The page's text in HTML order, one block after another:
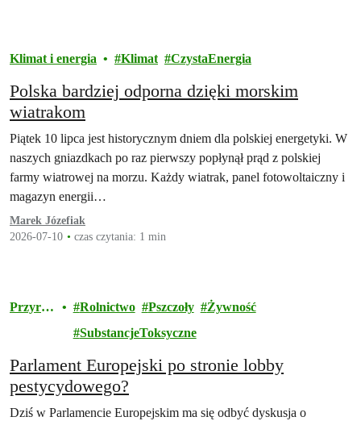
Klimat i energia Klimat CzystaEnergia
Polska bardziej odporna dzięki morskim
wiatrakom
Piątek 10 lipca jest historycznym dniem dla polskiej energetyki. W
naszych gniazdkach po raz pierwszy popłynął prąd z polskiej
farmy wiatrowej na morzu. Każdy wiatrak, panel fotowoltaiczny i
magazyn energii…
Marek Józefiak
2026-07-10
czas czytania: 1 min
Przyrod
Rolnictwo Pszczoły
Żywność
SubstancjeToksyczne
Parlament Europejski po stronie lobby
pestycydowego?
Dziś w Parlamencie Europejskim ma się odbyć dyskusja o